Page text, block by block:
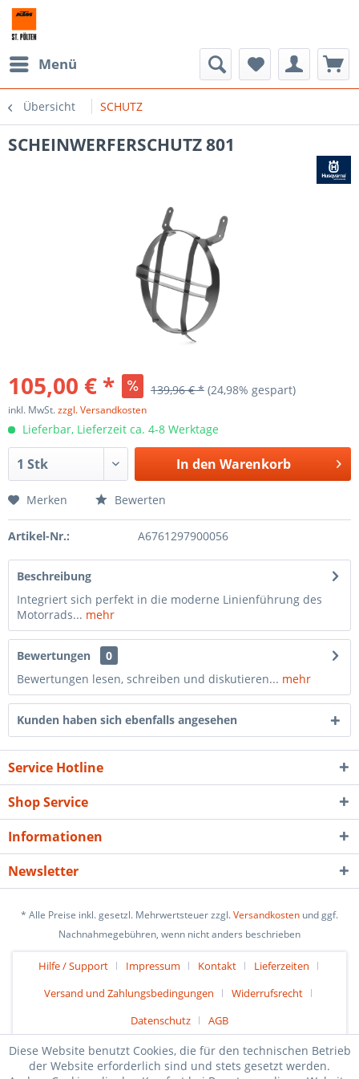
Menü
Übersicht SCHUTZ
SCHEINWERFERSCHUTZ 801
105,00 € * 139,96 € * (24,98% gespart)
inkl. MwSt.zzgl. Versandkosten
Lieferbar, Lieferzeit ca. 4-8 Werktage
In den Warenkorb
Merken Bewerten
Artikel-Nr.: A6761297900056
Beschreibung
Integriert sich perfekt in die moderne Linienführung des
Motorrads... mehr
Bewertungen
0
Bewertungen lesen, schreiben und diskutieren... mehr
Kunden haben sich ebenfalls angesehen
Service Hotline
Shop Service
Informationen
Newsletter
* Alle Preise inkl. gesetzl. Mehrwertsteuer zzgl.Versandkosten und ggf.
Nachnahmegebühren, wenn nicht anders beschrieben
Hilfe / Support Impressum Kontakt
Lieferzeiten
Versand und Zahlungsbedingungen
Widerrufsrecht
Datenschutz
AGB
Diese Website benutzt Cookies, die für den technischen Betrieb
der Website erforderlich sind und stets gesetzt werden.